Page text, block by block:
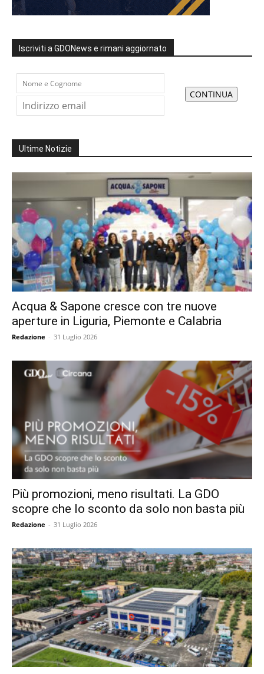
Iscriviti a GDONews e rimani aggiornato
Ultime Notizie
Acqua & Sapone cresce con tre nuove
aperture in Liguria, Piemonte e Calabria
Redazione - 31 Luglio 2026
Più promozioni, meno risultati. La GDO
scopre che lo sconto da solo non basta più
Redazione - 31 Luglio 2026